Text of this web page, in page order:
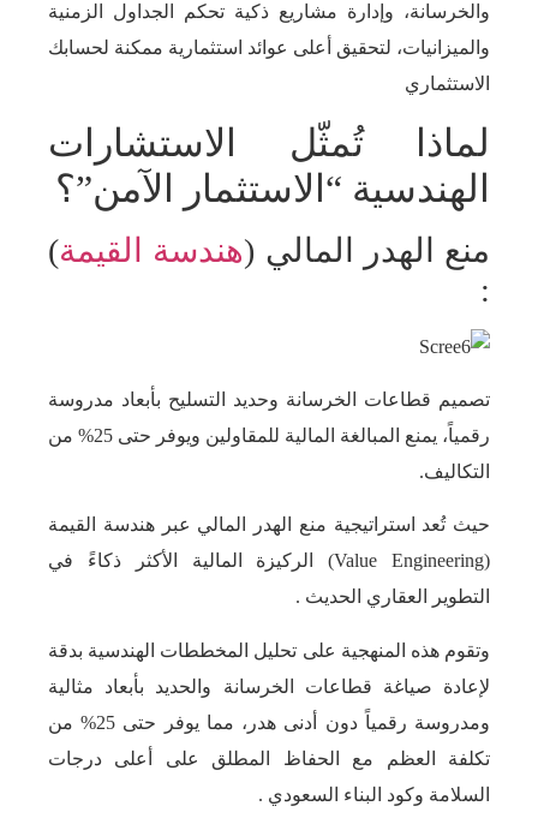
والخرسانة، وإدارة مشاريع ذكية تحكم الجداول الزمنية
والميزانيات، لتحقيق أعلى عوائد استثمارية ممكنة لحسابك
الاستثماري
لماذا تُمثّل الاستشارات
الهندسية “الاستثمار الآمن”؟
منع الهدر المالي (هندسة القيمة)
:
تصميم قطاعات الخرسانة وحديد التسليح بأبعاد مدروسة
رقمياً، يمنع المبالغة المالية للمقاولين ويوفر حتى 25% من
التكاليف.
حيث تُعد استراتيجية منع الهدر المالي عبر هندسة القيمة
(Value Engineering) الركيزة المالية الأكثر ذكاءً في
التطوير العقاري الحديث .
وتقوم هذه المنهجية على تحليل المخططات الهندسية بدقة
لإعادة صياغة قطاعات الخرسانة والحديد بأبعاد مثالية
ومدروسة رقمياً دون أدنى هدر، مما يوفر حتى 25% من
تكلفة العظم مع الحفاظ المطلق على أعلى درجات
السلامة وكود البناء السعودي .